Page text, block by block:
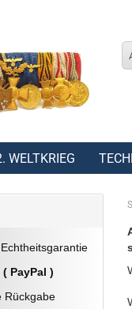
WELTKRIEG
( PayPal )
Rückgabe